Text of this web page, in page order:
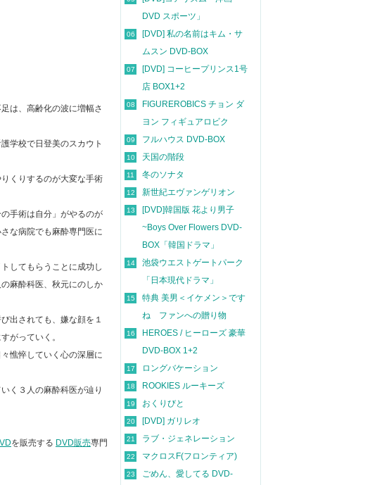
は、⾼齢化の波に増幅さ
学校で⽇登美のスカウト
くりするのが⼤変な⼿術
⼿術は⾃分」がやるのが
な病院でも⿇酔専⾨医に
してもらうことに成功し
⿇酔科医、秋元にのしか
出されても、嫌な顔を１
がっていく。
憔悴していく⼼の深層に
く３⼈の⿇酔科医が辿り
を販売する DVD販売専門
DVD スポーツ」
06
[DVD] 私の名前はキム・サ
ムスン DVD-BOX
07
[DVD] コーヒープリンス1号
店 BOX1+2
08
FIGUREROBICS チョン ダ
ヨン フィギュアロビク
09 フルハウス DVD-BOX
10 天国の階段
11 冬のソナタ
12 新世紀エヴァンゲリオン
13
[DVD]韓国版 花より男子
~Boys Over Flowers DVD-
BOX「韓国ドラマ」
14
池袋ウエストゲートパーク
「日本現代ドラマ」
15
特典 美男＜イケメン＞です
ね ファンへの贈り物
16
HEROES / ヒーローズ 豪華
DVD-BOX 1+2
17 ロングバケーション
18 ROOKIES ルーキーズ
19 おくりびと
20 [DVD] ガリレオ
21 ラブ・ジェネレーション
22 マクロスF(フロンティア)
23
ごめん、愛してる DVD-